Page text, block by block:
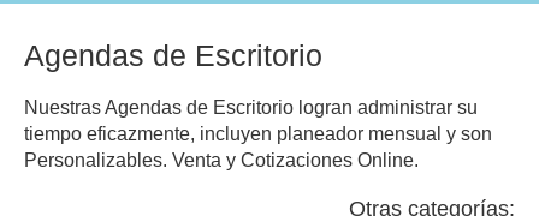
Agendas de Escritorio
Nuestras Agendas de Escritorio logran administrar su
tiempo eficazmente, incluyen planeador mensual y son
Personalizables. Venta y Cotizaciones Online.
Otras categorías: